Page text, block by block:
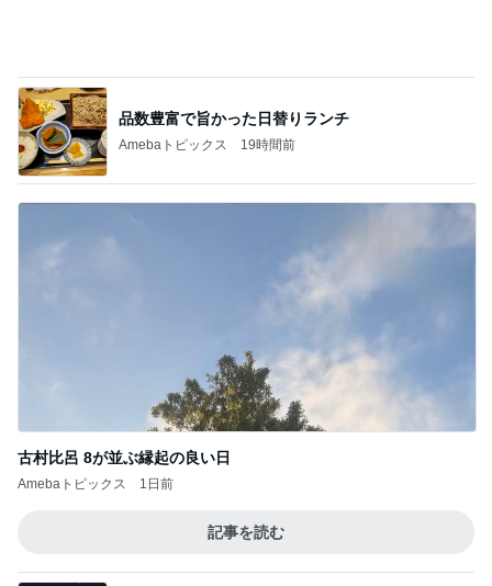
品数豊富で旨かった日替りランチ
Amebaトピックス 19時間前
古村比呂 8が並ぶ縁起の良い日
Amebaトピックス 1日前
記事を読む